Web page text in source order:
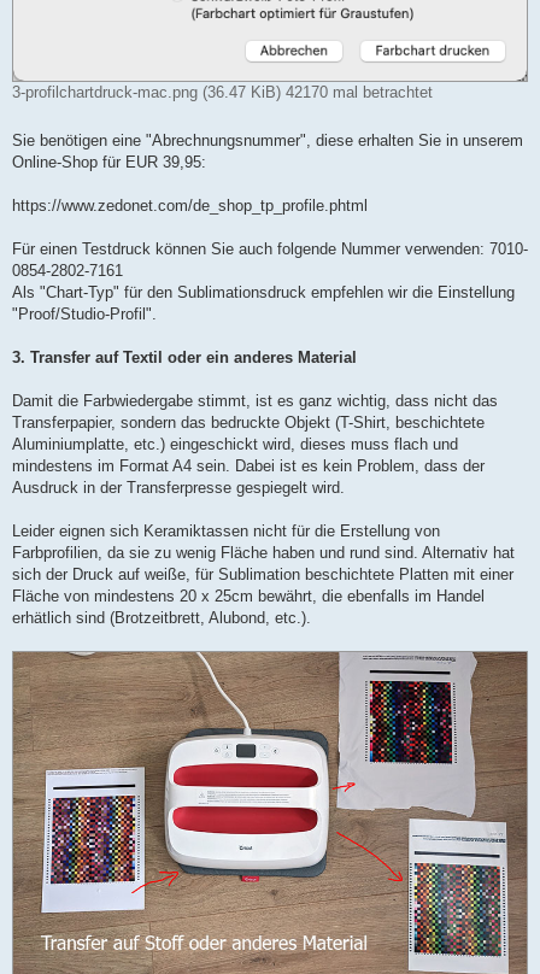
3-profilchartdruck-mac.png (36.47 KiB) 42170 mal betrachtet
Sie benötigen eine "Abrechnungsnummer", diese erhalten Sie in unserem
Online-Shop für EUR 39,95:
https://www.zedonet.com/de_shop_tp_profile.phtml
Für einen Testdruck können Sie auch folgende Nummer verwenden: 7010-
0854-2802-7161
Als "Chart-Typ" für den Sublimationsdruck empfehlen wir die Einstellung
"Proof/Studio-Profil".
3. Transfer auf Textil oder ein anderes Material
Damit die Farbwiedergabe stimmt, ist es ganz wichtig, dass nicht das
Transferpapier, sondern das bedruckte Objekt (T-Shirt, beschichtete
Aluminiumplatte, etc.) eingeschickt wird, dieses muss flach und
mindestens im Format A4 sein. Dabei ist es kein Problem, dass der
Ausdruck in der Transferpresse gespiegelt wird.
Leider eignen sich Keramiktassen nicht für die Erstellung von
Farbprofilien, da sie zu wenig Fläche haben und rund sind. Alternativ hat
sich der Druck auf weiße, für Sublimation beschichtete Platten mit einer
Fläche von mindestens 20 x 25cm bewährt, die ebenfalls im Handel
erhätlich sind (Brotzeitbrett, Alubond, etc.).